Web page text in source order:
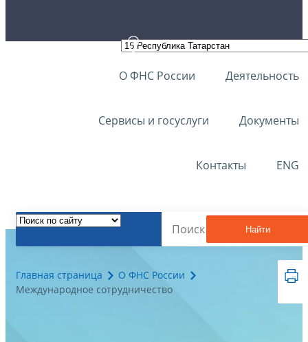
О ФНС России Деятельность
Сервисы и госуслуги Документы
Контакты ENG
Найти
Главная страница
О ФНС России
Международное сотрудничество